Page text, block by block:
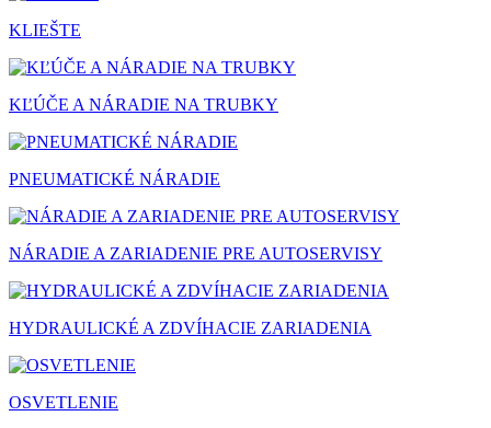
KLIEŠTE
KĽÚČE A NÁRADIE NA TRUBKY
PNEUMATICKÉ NÁRADIE
NÁRADIE A ZARIADENIE PRE AUTOSERVISY
HYDRAULICKÉ A ZDVÍHACIE ZARIADENIA
OSVETLENIE